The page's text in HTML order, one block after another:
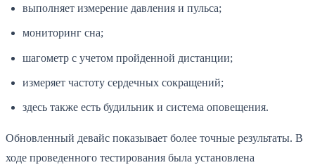
выполняет измерение давления и пульса;
мониторинг сна;
шагометр с учетом пройденной дистанции;
измеряет частоту сердечных сокращений;
здесь также есть будильник и система оповещения.
Обновленный девайс показывает более точные результаты. В
ходе проведенного тестирования была установлена